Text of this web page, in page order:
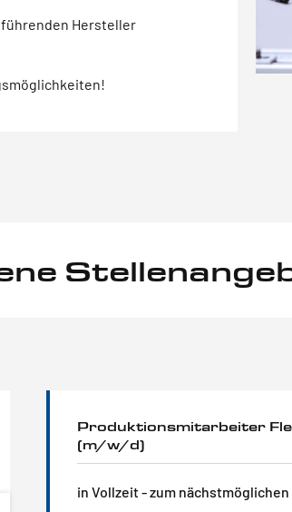
Hersteller
Produktionsmitarbeiter
(m/w/d)
in Vollzeit - zum